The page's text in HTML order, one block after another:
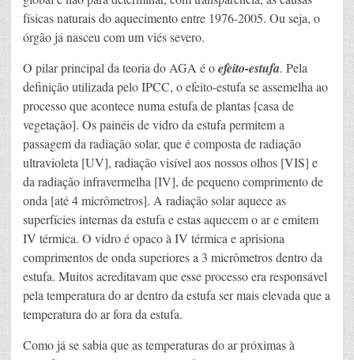
físicas naturais do aquecimento entre 1976-2005. Ou seja, o
órgão já nasceu com um viés severo.
O pilar principal da teoria do AGA é oefeito-estufa. Pela
definição utilizada pelo IPCC, o efeito-estufa se assemelha ao
processo que acontece numa estufa de plantas [casa de
vegetação]. Os painéis de vidro da estufa permitem a
passagem da radiação solar, que é composta de radiação
ultravioleta [UV], radiação visível aos nossos olhos [VIS] e
da radiação infravermelha [IV], de pequeno comprimento de
onda [até 4 micrômetros]. A radiação solar aquece as
superfícies internas da estufa e estas aquecem o ar e emitem
IV térmica. O vidro é opaco à IV térmica e aprisiona
comprimentos de onda superiores a 3 micrômetros dentro da
estufa. Muitos acreditavam que esse processo era responsável
pela temperatura do ar dentro da estufa ser mais elevada que a
temperatura do ar fora da estufa.
Como já se sabia que as temperaturas do ar próximas à